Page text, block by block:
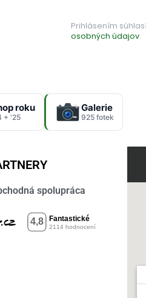
Prihlásením
osobných údajov.
roku
+ '25
Galerie
925 fotek
spolupráca